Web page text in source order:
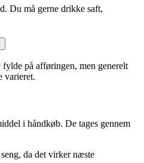
Du må gerne drikke saft,
på afføringen, men generelt
varieret.
i håndkøb. De tages gennem
da det virker næste